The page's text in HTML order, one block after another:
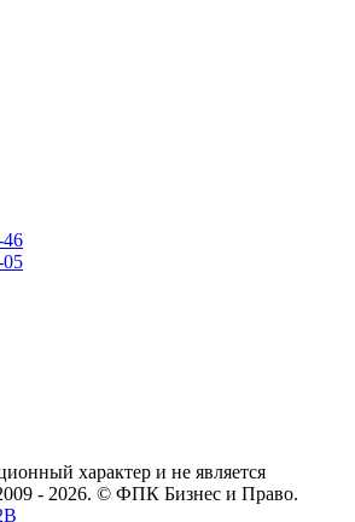
46
05
характер и не является
- 2026. © ФПК Бизнес и Право.